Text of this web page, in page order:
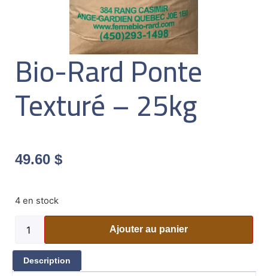
Bio-Rard Ponte
Texturé – 25kg
49.60 $
4 en stock
Ajouter au panier
Description